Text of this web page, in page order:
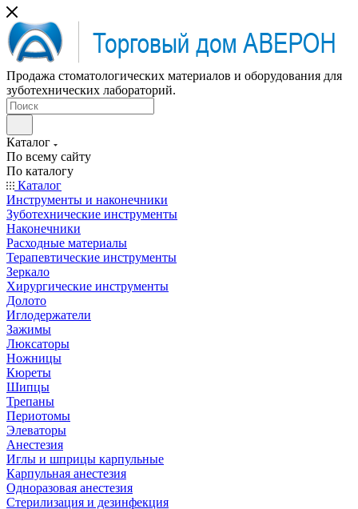
Продажа стоматологических материалов и оборудования для
зуботехнических лабораторий.
Каталог
По всему сайту
По каталогу
Каталог
Инструменты и наконечники
Зуботехнические инструменты
Наконечники
Расходные материалы
Терапевтические инструменты
Зеркало
Хирургические инструменты
Долото
Иглодержатели
Зажимы
Люксаторы
Ножницы
Кюреты
Шипцы
Трепаны
Периотомы
Элеваторы
Анестезия
Иглы и шприцы карпульные
Карпульная анестезия
Одноразовая анестезия
Стерилизация и дезинфекция